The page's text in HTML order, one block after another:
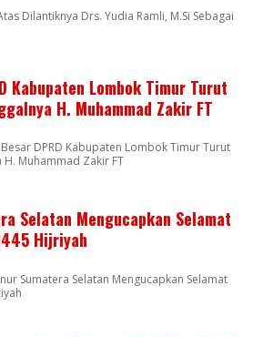
Dilantiknya Drs. Yudia Ramli, M.Si Sebagai
Kabupaten Lombok Timur Turut
H. Muhammad Zakir FT
DPRD Kabupaten Lombok Timur Turut
Muhammad Zakir FT
Selatan Mengucapkan Selamat
Hijriyah
Sumatera Selatan Mengucapkan Selamat